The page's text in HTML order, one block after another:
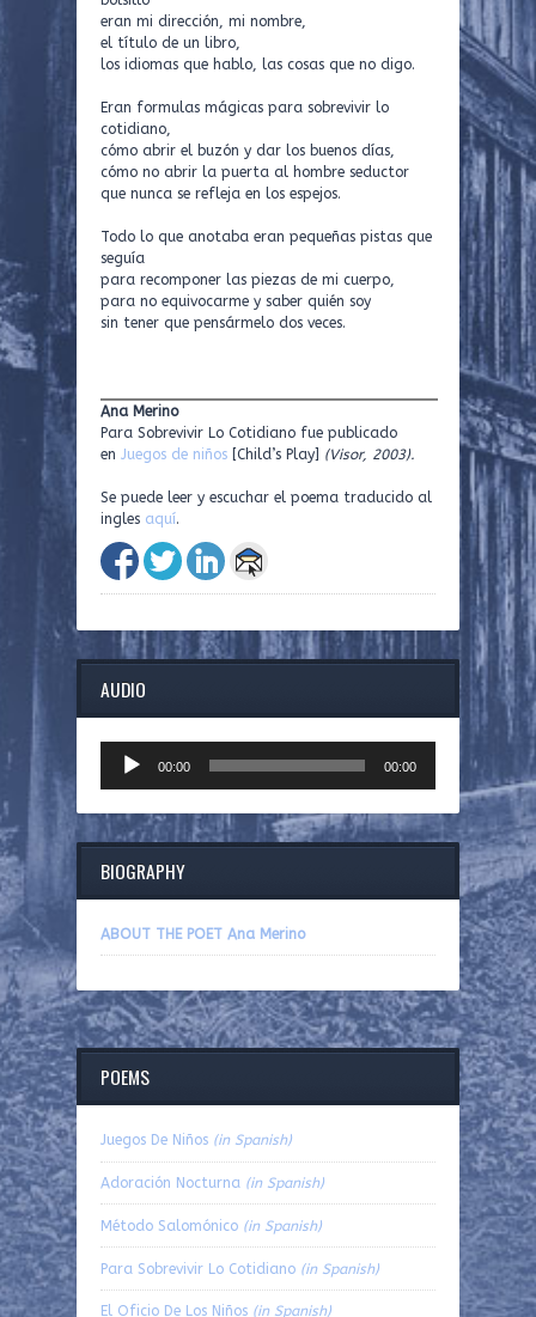
eran mi dirección, mi nombre,
el título de un libro,
los idiomas que hablo, las cosas que no digo.
Eran formulas mágicas para sobrevivir lo
cotidiano,
cómo abrir el buzón y dar los buenos días,
cómo no abrir la puerta al hombre seductor
que nunca se refleja en los espejos.
Todo lo que anotaba eran pequeñas pistas que
seguía
para recomponer las piezas de mi cuerpo,
para no equivocarme y saber quién soy
sin tener que pensármelo dos veces.
Ana Merino
Para Sobrevivir Lo Cotidiano fue publicado
en Juegos de niños [Child’s Play] (Visor, 2003).
Se puede leer y escuchar el poema traducido al
ingles aquí.
AUDIO
Player
00:00 00:00
BIOGRAPHY
ABOUT THE POET Ana Merino
POEMS
Juegos De Niños (in Spanish)
Adoración Nocturna (in Spanish)
Método Salomónico (in Spanish)
Para Sobrevivir Lo Cotidiano (in Spanish)
El Oficio De Los Niños (in Spanish)